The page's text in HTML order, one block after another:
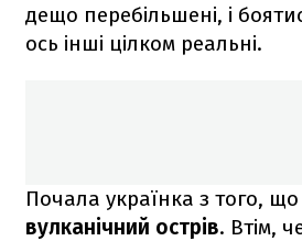
дещо перебільшені, і
ось інші цілком реальні.
Почала українка з того,
вулканічний острів. Втім,